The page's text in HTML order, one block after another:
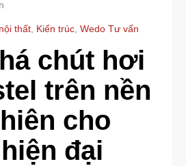
thất Kiến trúc Wedo Tư vấn
chút hơi
trên nền
cho
đại